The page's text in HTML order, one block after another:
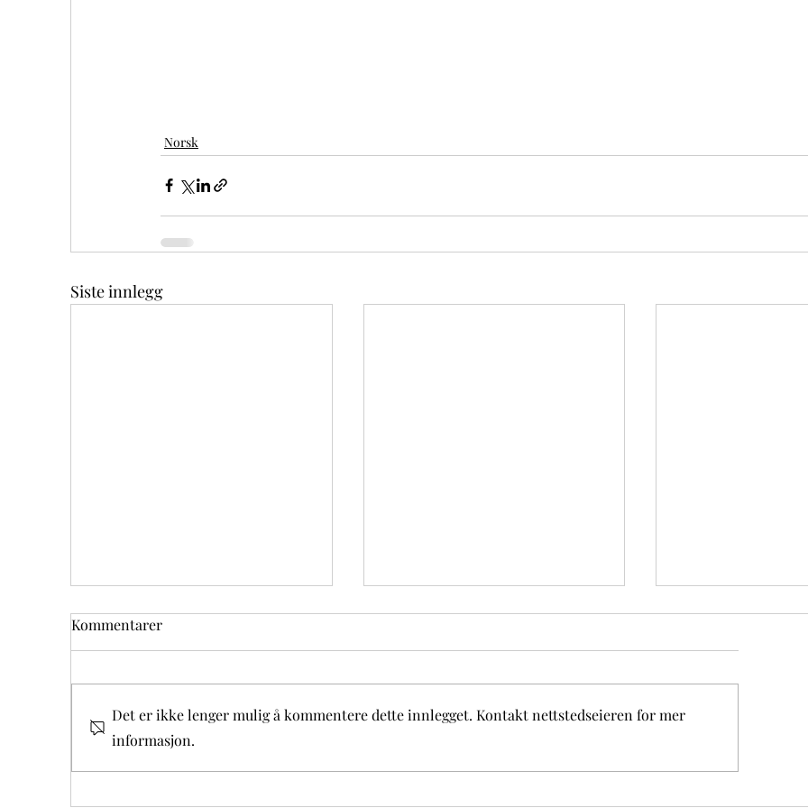
Norsk
Siste innlegg
Kommentarer
Det er ikke lenger mulig å kommentere dette innlegget. Kontakt nettstedseieren for mer
informasjon.